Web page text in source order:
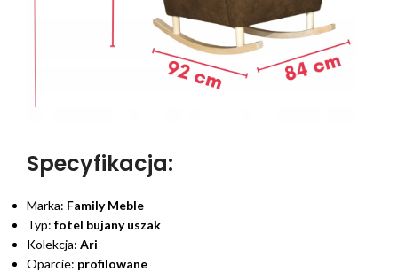
Specyfikacja:
Marka: Family Meble
Typ: fotel bujany uszak
Kolekcja: Ari
Oparcie: profilowane